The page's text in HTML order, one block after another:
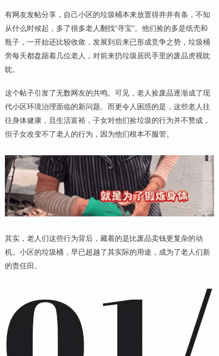
有网友发帖分享，自己小区的垃圾桶本来放置得井井有条，不知
从什么时候起，多了很多老人翻找“寻宝”。他们捡的多是纸壳和
瓶子，一开始还比较收敛，发展到后来已形成竞争之势，垃圾桶
旁每天都盘踞着几位老人，对前来扔垃圾居民手里的废品虎视眈
眈。
这个帖子引发了无数网友的共鸣。可见，老人捡废品逐渐成了现
代小区环境治理面临的新问题。而更令人困惑的是，这些老人往
往身体健康，且生活富裕，子女对他们捡垃圾的行为并不赞成，
但子女改变不了老人的行为，因为他们根本不服管。
其实，老人们这些行为背后，藏着的是比废品卖钱更复杂的动
机。小区的垃圾桶，早已超越了其实际的用途，成为了老人们新
的责任田。